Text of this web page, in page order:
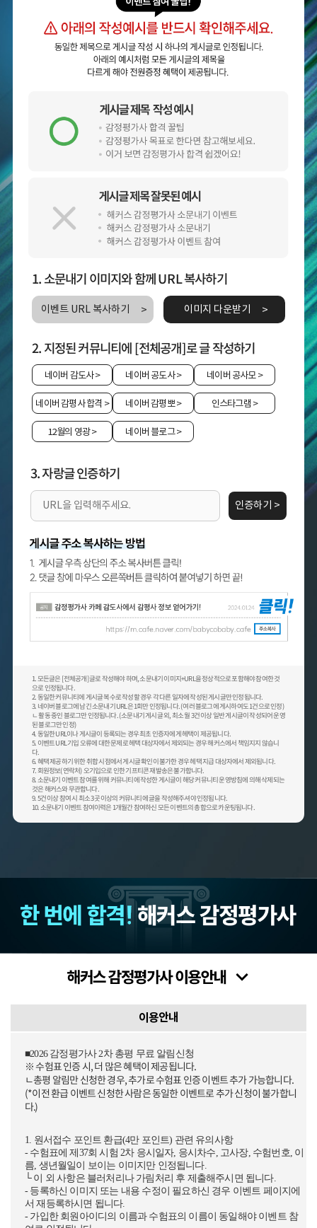
1. 소문내기 이미지와 함께 URL 복사하기
이벤트 URL 복사하기 이미지 다운받기
2. 지정된 커뮤니티에 [전체공개]로 글 작성하기
네이버 감도사> 네이버 공도사> 네이버 공사모>
네이버 감평사 합격 > 네이버 감평뽀> 인스타그램 >
12월의 영광> 네이버 블로그>
3. 자랑글 인증하기
인증하기 >
1. 모든글은 [전체공개] 글로 작성해야 하며, 소문내기 이미지+URL을 정상적으로 포함해야 참여한 것
으로 인정됩니다.
2. 동일한 커뮤니티에 게시글 복수로 작성할 경우 각 다른 일자에 작성된 게시글만 인정됩니다.
3. 네이버 블로그에 남긴 소문내기 URL은 1회만 인정됩니다. (여러 블로그에 게시하여도 1건으로 인정)
ㄴ 활동 중인 블로그만 인정됩니다. (소문내기 게시글 외, 최소 월 3건 이상 일반 게시글이 작성되어 운영
된 블로그만 인정)
4. 동일한 URL이나 게시글이 등록되는 경우 최초 인증자에게 헤택이 제공됩니다.
5. 이벤트 URL 기입 오류에 대한 문제로 헤택 대상자에서 제외되는 경우 해커스에서 책임지지 않습니
다.
6. 혜택 제공하기 위한 취합 시점에서 게시글 확인이 불가한 경우 헤택 지급 대상자에서 제외됩니다.
7. 회원정보(연락처) 오기입으로 인한 기프티콘 재발송은 불가합니다.
8. 소문내기 이벤트 참여를 위해 커뮤니티에 작성한 게시글이 해당 커뮤니티 운영방침에 의해 삭제되는
것은 해커스와 무관합니다.
9. 5건 이상 참여 시 최소 3곳 이상의 커뮤니티에 글을 작성해주셔야 인정됩니다.
10. 소문내기 이벤트 참여이력은 1개월간 참여하신 모든 이벤트의 총합으로 카운팅됩니다.
이용안내
■2026 감정평가사 2차 총평 무료 알림신청
※ 수험표 인증 시, 더 많은 혜택이 제공됩니다.
ㄴ총평 알림만 신청한 경우, 추가로 수험표 인증 이벤트 추가 가능합니다.
(*이전 환급 이벤트 신청한 사람은 동일한 이벤트로 추가 신청이 불가합니
다.)
1. 원서접수 포인트 환급(4만 포인트) 관련 유의사항
- 수험표에 제37회 시험 2차 응시일자, 응시차수, 고사장, 수험번호, 이
름, 생년월일이 보이는 이미지만 인정됩니다.
└ 이 외 사항은 블러처리나 가림처리 후 제출해주시면 됩니다.
- 등록하신 이미지 또는 내용 수정이 필요하신 경우 이벤트 페이지에
서 재등록하시면 됩니다.
- 가입한 회원아이디의 이름과 수험표의 이름이 동일해야 이벤트 참